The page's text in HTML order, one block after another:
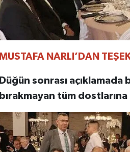
NARLI’DAN
Düğün sonrası açıklamada
bırakmayan tüm